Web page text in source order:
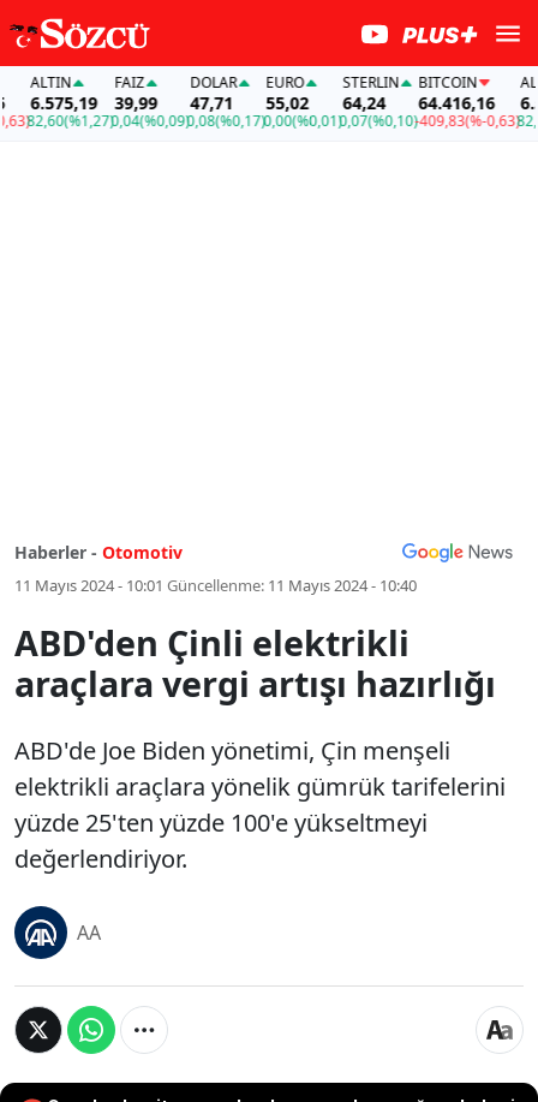
ALTIN
6.575,19
82,60(%1,27)
FAİZ
39,99
0,04(%0,09)
DOLAR
47,71
0,08(%0,17)
EURO
55,02
0,00(%0,01)
STERLIN
64,24
0,07(%0,10)
BITCOIN
64.416,16
-409,83(%-0,63)
ALTIN
82,60
Haberler - Otomotiv
11 Mayıs 2024 - 10:01 Güncellenme: 11 Mayıs 2024 - 10:40
ABD'den Çinli elektrikli
araçlara vergi artışı hazırlığı
ABD'de Joe Biden yönetimi, Çin menşeli
elektrikli araçlara yönelik gümrük tarifelerini
yüzde 25'ten yüzde 100'e yükseltmeyi
değerlendiriyor.
AA